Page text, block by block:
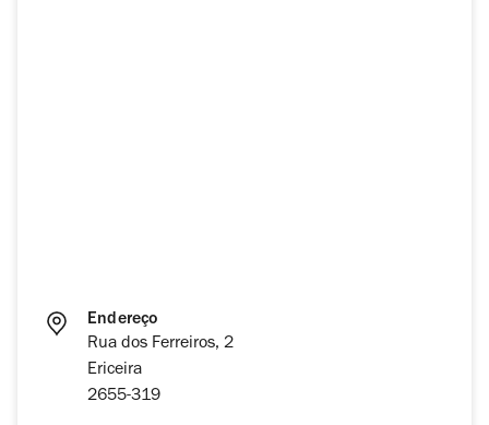
Endereço
Rua dos Ferreiros, 2
Ericeira
2655-319